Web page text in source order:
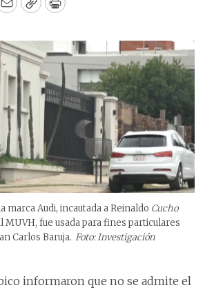
EmailCopyPrint
marca Audi, incautada a Reinaldo Cucho
MUVH, fue usada para fines particulares
Carlos Baruja. Foto: Investigación
informaron que no se admite el